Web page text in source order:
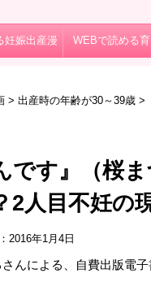
妊娠出産漫 WEBで読める
> 出産時の年齢が30～39歳 >
です』（桜
2人目不妊の
2016年1月4日
んによる、自費出版電子